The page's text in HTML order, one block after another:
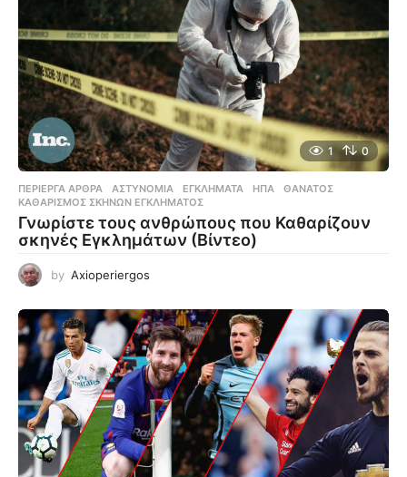
1 0
ΠΕΡΊΕΡΓΑ ΆΡΘΡΑ ΑΣΤΥΝΟΜΊΑ ,ΕΓΚΛΉΜΑΤΑ ,ΗΠΑ ,ΘΆΝΑΤΟΣ
ΚΑΘΑΡΙΣΜΌΣ ΣΚΗΝΏΝ ΕΓΚΛΉΜΑΤΟΣ
Γνωρίστε τους ανθρώπους που Καθαρίζουν
σκηνές Εγκλημάτων (Βίντεο)
by Axioperiergos